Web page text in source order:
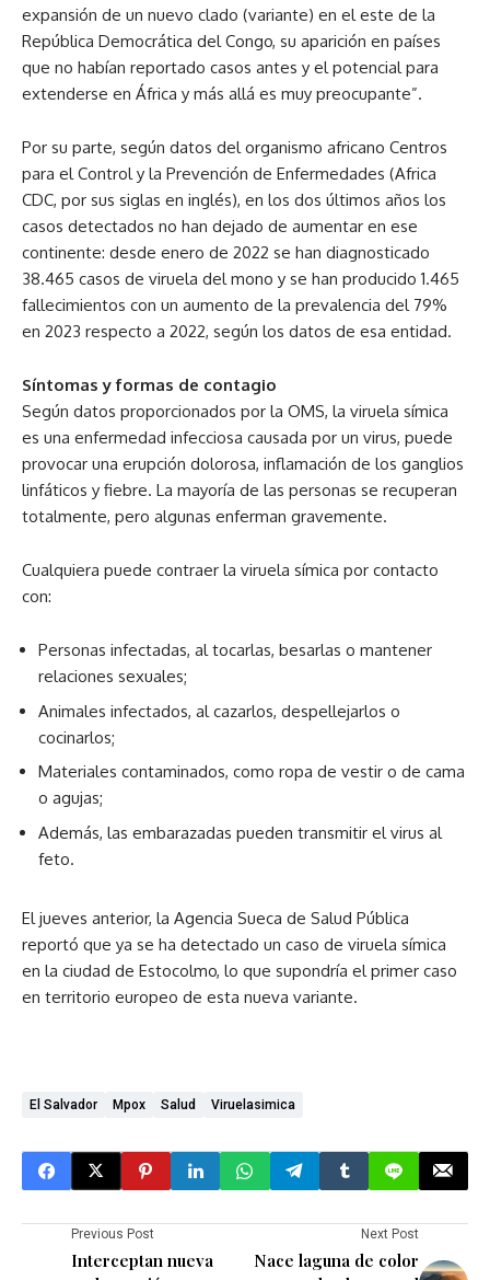
expansión de un nuevo clado (variante) en el este de la
República Democrática del Congo, su aparición en países
que no habían reportado casos antes y el potencial para
extenderse en África y más allá es muy preocupante”.
Por su parte, según datos del organismo africano Centros
para el Control y la Prevención de Enfermedades (Africa
CDC, por sus siglas en inglés), en los dos últimos años los
casos detectados no han dejado de aumentar en ese
continente: desde enero de 2022 se han diagnosticado
38.465 casos de viruela del mono y se han producido 1.465
fallecimientos con un aumento de la prevalencia del 79%
en 2023 respecto a 2022, según los datos de esa entidad.
Síntomas y formas de contagio
Según datos proporcionados por la OMS, la viruela símica
es una enfermedad infecciosa causada por un virus, puede
provocar una erupción dolorosa, inflamación de los ganglios
linfáticos y fiebre. La mayoría de las personas se recuperan
totalmente, pero algunas enferman gravemente.
Cualquiera puede contraer la viruela símica por contacto
con:
Personas infectadas, al tocarlas, besarlas o mantener
relaciones sexuales;
Animales infectados, al cazarlos, despellejarlos o
cocinarlos;
Materiales contaminados, como ropa de vestir o de cama
o agujas;
Además, las embarazadas pueden transmitir el virus al
feto.
El jueves anterior, la Agencia Sueca de Salud Pública
reportó que ya se ha detectado un caso de viruela símica
en la ciudad de Estocolmo, lo que supondría el primer caso
en territorio europeo de esta nueva variante.
El Salvador Mpox Salud Viruelasimica
Previous Post
Interceptan nueva
Next Post
Nace laguna de color